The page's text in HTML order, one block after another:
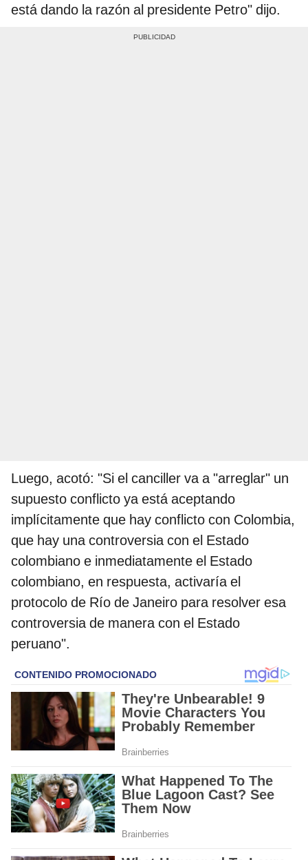
está dando la razón al presidente Petro" dijo.
Luego, acotó: "Si el canciller va a "arreglar" un
supuesto conflicto ya está aceptando
implícitamente que hay conflicto con Colombia,
que hay una controversia con el Estado
colombiano e inmediatamente el Estado
colombiano, en respuesta, activaría el
protocolo de Río de Janeiro para resolver esa
controversia de manera con el Estado
peruano".